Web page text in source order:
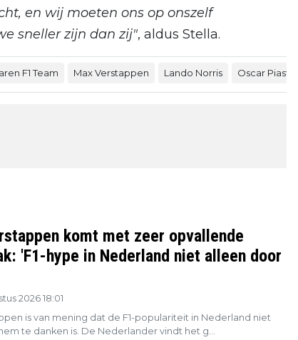
en wij moeten ons op onszelf
sneller zijn dan zij", aldus Stella.
F1 Team Max Verstappen Lando Norris Oscar Piastri
komt met zeer opvallende
'F1-hype in Nederland niet alleen door
2026 18:01
is van mening dat de F1-populariteit in Nederland niet
te danken is. De Nederlander vindt het g...